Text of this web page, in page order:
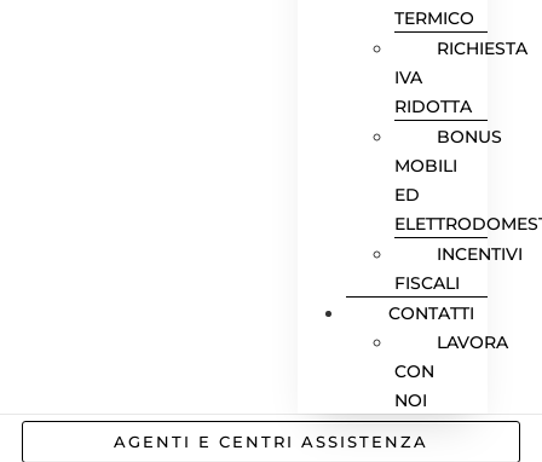
TERMICO
RICHIESTA
IVA
RIDOTTA
BONUS
MOBILI
ED
INCENTIVI
FISCALI
CONTATTI
LAVORA
CON
NOI
AGENTI E CENTRI ASSISTENZA